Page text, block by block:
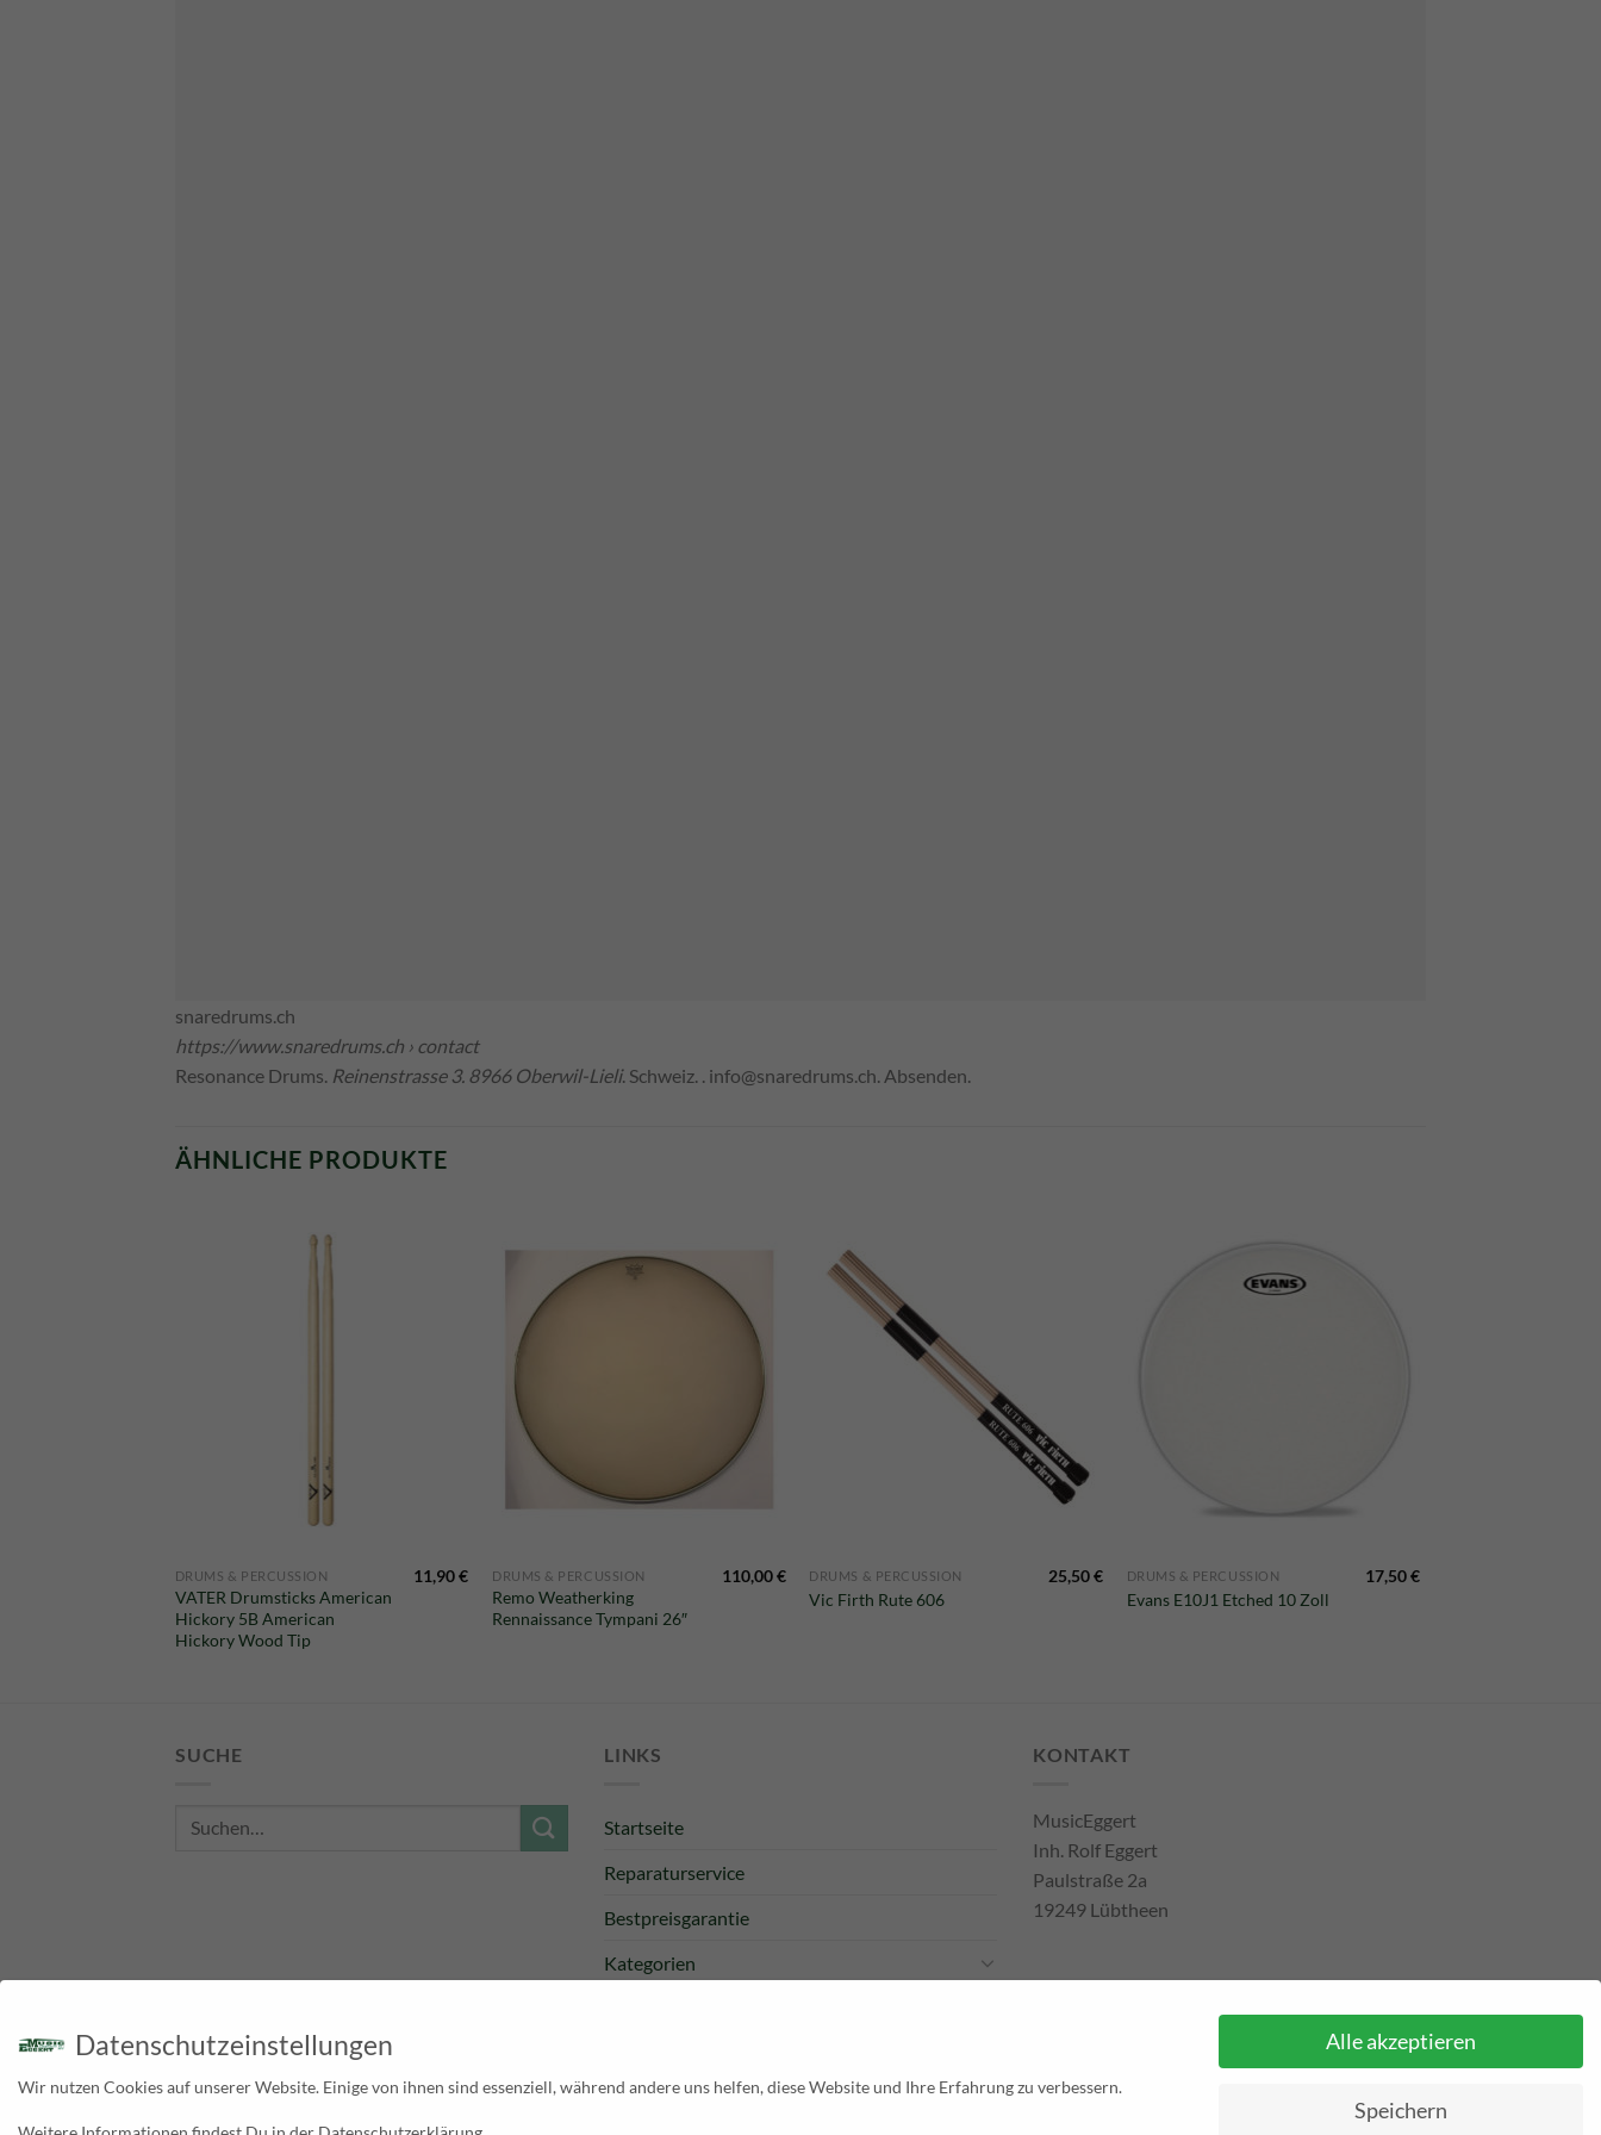
snaredrums.ch
https://www.snaredrums.ch › contact
Resonance Drums. Reinenstrasse 3. 8966 Oberwil-Lieli. Schweiz​. ​. info@snaredrums.ch. Absenden.
ÄHNLICHE PRODUKTE
DRUMS & PERCUSSION
VATER Drumsticks American
Hickory 5B American
Hickory Wood Tip
11,90€ DRUMS & PERCUSSION
Remo Weatherking
Rennaissance Tympani 26″
110,00€ DRUMS & PERCUSSION
Vic Firth Rute 606
25,50€ DRUMS & PERCUSSION
Evans E10J1 Etched 10 Zoll
17,50€
Ursprünglicher
Aktueller
Preis
16,50 €.
SUCHE
Suche
LINKS
Startseite
Reparaturservice
Bestpreisgarantie
Kategorien
KONTAKT
MusicEggert
Inh. Rolf Eggert
Paulstraße 2a
19249 Lübtheen
Telefon: +493885551353
PayPal E-Mail:
Datenschutzeinstellungen
Wir nutzen Cookies auf unserer Website. Einige von ihnen sind essenziell, während andere uns helfen, diese Website und Ihre Erfahrung zu verbessern.
Alle akzeptieren
Speichern